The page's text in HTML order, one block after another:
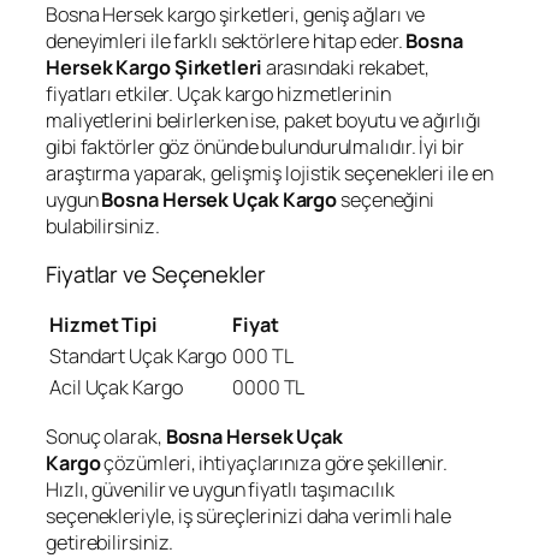
Bosna Hersek kargo şirketleri, geniş ağları ve
deneyimleri ile farklı sektörlere hitap eder.Bosna
Hersek Kargo Şirketleriarasındaki rekabet,
fiyatları etkiler. Uçak kargo hizmetlerinin
maliyetlerini belirlerken ise, paket boyutu ve ağırlığı
gibi faktörler göz önünde bulundurulmalıdır. İyi bir
araştırma yaparak, gelişmiş lojistik seçenekleri ile en
uygunBosna Hersek Uçak Kargoseçeneğini
bulabilirsiniz.
Fiyatlar ve Seçenekler
Hizmet Tipi
Fiyat
Standart Uçak Kargo 000 TL
Acil Uçak Kargo
0000 TL
Sonuç olarak, Bosna Hersek Uçak
Kargoçözümleri, ihtiyaçlarınıza göre şekillenir.
Hızlı, güvenilir ve uygun fiyatlı taşımacılık
seçenekleriyle, iş süreçlerinizi daha verimli hale
getirebilirsiniz.